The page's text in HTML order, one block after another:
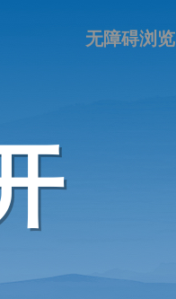
无障碍浏览